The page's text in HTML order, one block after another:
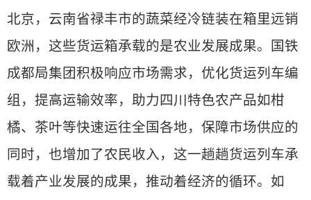
北京，云南省禄丰市的蔬菜经冷链装在箱里远销
欧洲，这些货运箱承载的是农业发展成果。国铁
成都局集团积极响应市场需求，优化货运列车编
组，提高运输效率，助力四川特色农产品如柑
橘、茶叶等快速运往全国各地，保障市场供应的
同时，也增加了农民收入，这一趟趟货运列车承
载着产业发展的成果，推动着经济的循环。如